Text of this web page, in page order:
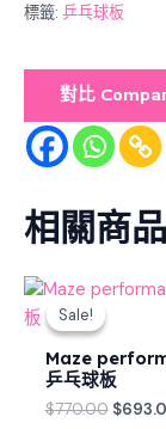
標籤: 乒乓球板
對比
相關商品
Sale!
Sale!
Maze
乒乓球板
$770.00 $